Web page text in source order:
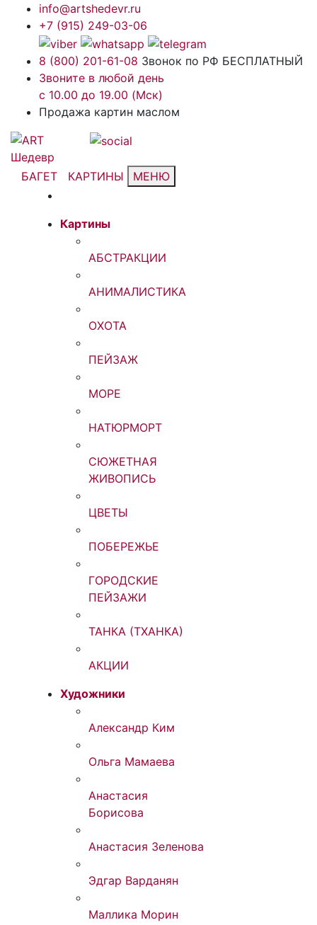
info@artshedevr.ru
+7 (915) 249-03-06
8 (800) 201-61-08 Звонок по РФ БЕСПЛАТНЫЙ
Звоните в любой день
с 10.00 до 19.00 (Мск)
Продажа картин маслом
БАГЕТ КАРТИНЫ МЕНЮ
Картины
АБСТРАКЦИИ
АНИМАЛИСТИКА
ОХОТА
ПЕЙЗАЖ
МОРЕ
НАТЮРМОРТ
СЮЖЕТНАЯ
ЖИВОПИСЬ
ЦВЕТЫ
ПОБЕРЕЖЬЕ
ГОРОДСКИЕ
ПЕЙЗАЖИ
ТАНКА (ТХАНКА)
АКЦИИ
Художники
Александр Ким
Ольга Мамаева
Анастасия
Борисова
Анастасия Зеленова
Эдгар Варданян
Маллика Морин